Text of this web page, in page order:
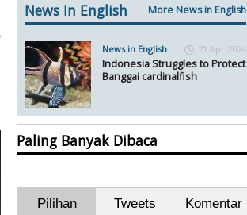
News In English More News in English
News in English 21 Apr 2024
Indonesia Struggles to Protect
Banggai cardinalfish
Paling Banyak Dibaca
Pilihan Tweets Komentar